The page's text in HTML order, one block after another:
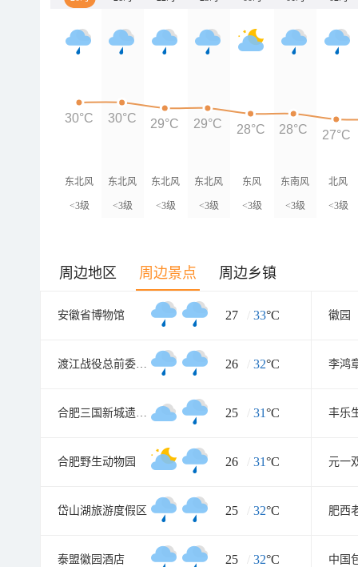
东北风
<3级
东北风
<3级
东北风
<3级
东北风
<3级
东风
<3级
东南风
<3级
北风
<3级
30°C 30°C 29°C 29°C 28°C 28°C 27°C
周边地区 周边景点 周边乡镇
安徽省博物馆 27 / 33°C 徽园
渡江战役总前委参谋处旧址 26 / 32°C 李鸿
合肥三国新城遗址公园 25 / 31°C 丰乐
合肥野生动物园 26 / 31°C
岱山湖旅游度假区 25 / 32°C 肥西
泰盟徽园酒店 25 / 32°C 中国